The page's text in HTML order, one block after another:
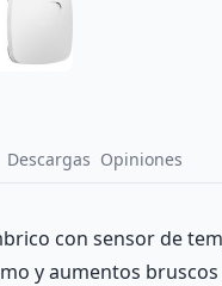
Descargas Opiniones
con sensor de
y aumentos